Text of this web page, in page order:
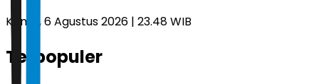
Kamis, 6 Agustus 2026 | 23.48 WIB
Terpopuler